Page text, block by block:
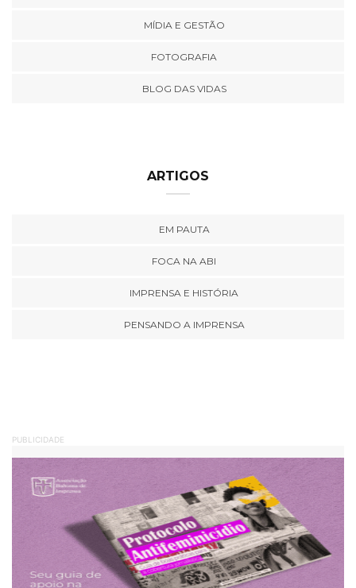
MÍDIA E GESTÃO
FOTOGRAFIA
BLOG DAS VIDAS
ARTIGOS
EM PAUTA
FOCA NA ABI
IMPRENSA E HISTÓRIA
PENSANDO A IMPRENSA
PUBLICIDADE